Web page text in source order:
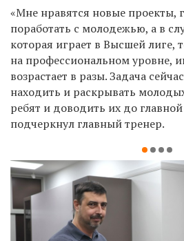
«Мне нравятся новые проекты,
поработать с молодежью, а в
которая играет в Высшей лиге,
на профессиональном уровне,
возрастает в разы. Задача
находить и раскрывать
ребят и доводить их до
подчеркнул главный тренер.